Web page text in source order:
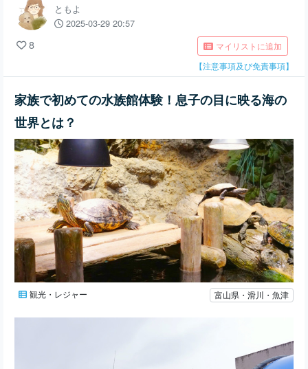
ともよ
2025-03-29 20:57
8
マイリストに追加
【注意事項及び免責事項】
家族で初めての水族館体験！息子の目に映る海の
世界とは？
観光・レジャー 富山県・滑川・魚津